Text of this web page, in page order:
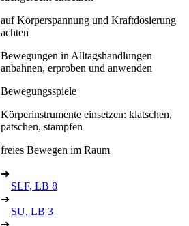
auf Körperspannung und Kraftdosierung
achten
Bewegungen in Alltagshandlungen
anbahnen, erproben und anwenden
Bewegungsspiele
Körperinstrumente einsetzen: klatschen,
patschen, stampfen
freies Bewegen im Raum
➔
SLF, LB 8
➔
SU, LB 3